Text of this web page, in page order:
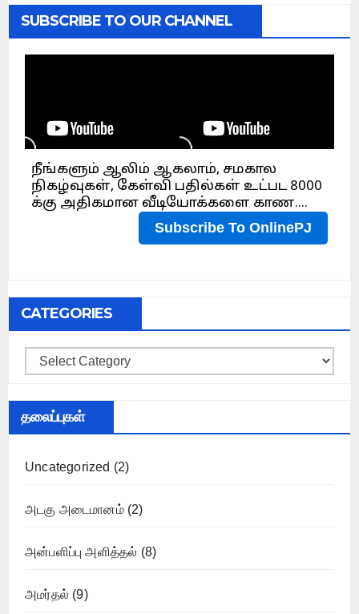
SUBSCRIBE TO OUR CHANNEL
CATEGORIES
Categories
தலைப்புகள்
Uncategorized (2)
அடகு அடைமானம்(2)
அன்பளிப்பு அளித்தல் (8)
அமர்தல் (9)